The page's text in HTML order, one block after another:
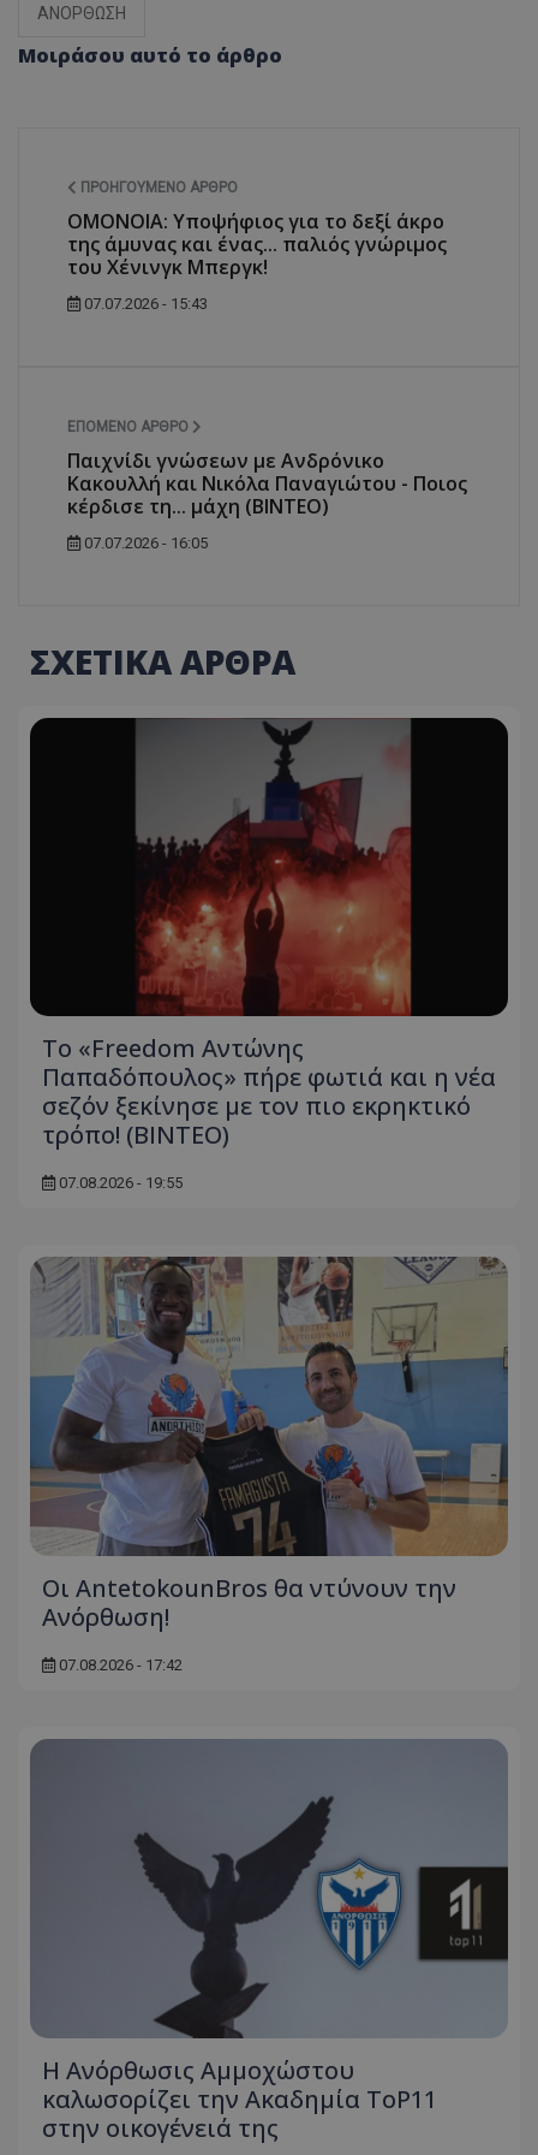
ΑΝΟΡΘΩΣΗ
Μοιράσου αυτό το άρθρο
ΠΡΟΗΓΟΎΜΕΝΟ ΆΡΘΡΟ
ΟΜΟΝΟΙΑ: Υποψήφιος για το δεξί άκρο
της άμυνας και ένας... παλιός γνώριμος
του Χένινγκ Μπεργκ!
07.07.2026 - 15:43
ΕΠΌΜΕΝΟ ΆΡΘΡΟ
Παιχνίδι γνώσεων με Ανδρόνικο
Κακουλλή και Νικόλα Παναγιώτου - Ποιος
κέρδισε τη... μάχη (ΒΙΝΤΕΟ)
07.07.2026 - 16:05
ΣΧΕΤΙΚΑ ΑΡΘΡΑ
Το «Freedom Αντώνης
Παπαδόπουλος» πήρε φωτιά και η νέα
σεζόν ξεκίνησε με τον πιο εκρηκτικό
τρόπο! (ΒΙΝΤΕΟ)
07.08.2026 - 19:55
Οι AntetokounBros θα ντύνουν την
Ανόρθωση!
07.08.2026 - 17:42
Η Ανόρθωσις Αμμοχώστου
καλωσορίζει την Ακαδημία ToP11
στην οικογένειά της